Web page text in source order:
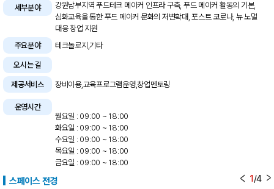
세부분야
강원남부지역 푸드테크 메이커 인프라 구축, 푸드 메이커 활동의 기본,
심화교육을 통한 푸드 메이커 문화의 저변확대, 포스트 코로나, 뉴 노멀
대응 창업 지원
주요분야
테크놀로지,기타
오시는 길
제공서비스 장비이용,교육프로그램운영,창업멘토링
운영시간
월요일 : 09:00 ~ 18:00
화요일 : 09:00 ~ 18:00
수요일 : 09:00 ~ 18:00
목요일 : 09:00 ~ 18:00
금요일 : 09:00 ~ 18:00
스페이스 전경 1 /4